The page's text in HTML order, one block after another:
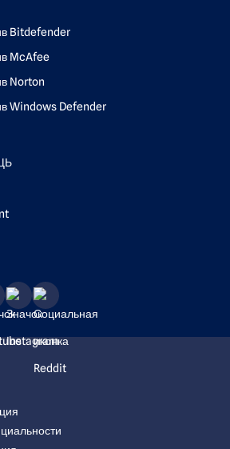
Bitdefender
McAfee
Norton
Windows Defender
Instagram
Reddit